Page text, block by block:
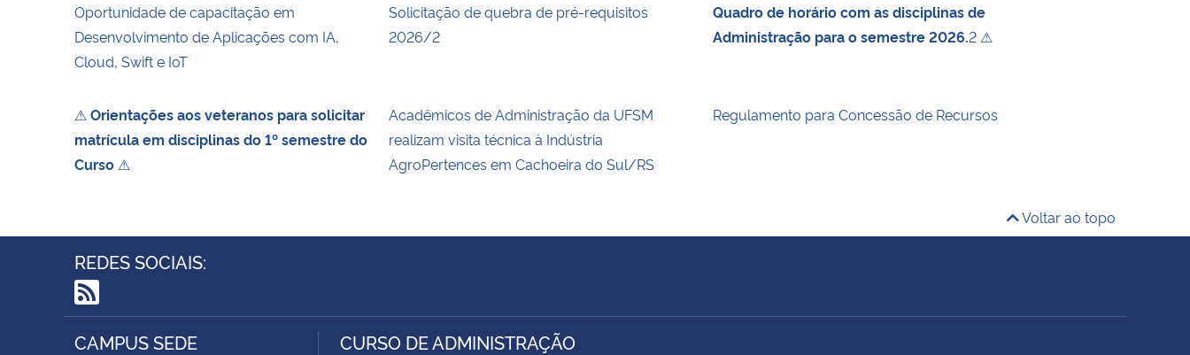
Oportunidade de capacitação em
Desenvolvimento de Aplicações com IA,
Cloud, Swift e IoT
Solicitação de quebra de pré-requisitos
2026/2
Quadro de horário com as disciplinas de
Administração para o semestre 2026.2 ⚠
⚠ Orientações aos veteranos para solicitar
matrícula em disciplinas do 1º semestre do
Curso ⚠
Acadêmicos de Administração da UFSM
realizam visita técnica à Indústria
AgroPertences em Cachoeira do Sul/RS
Regulamento para Concessão de Recursos
Voltar ao topo
REDES SOCIAIS:
RSS
CAMPUS SEDE CURSO DE ADMINISTRAÇÃO